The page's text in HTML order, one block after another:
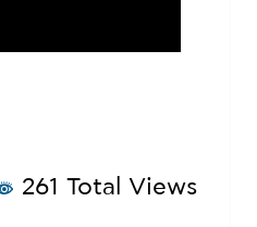
261 Total Views